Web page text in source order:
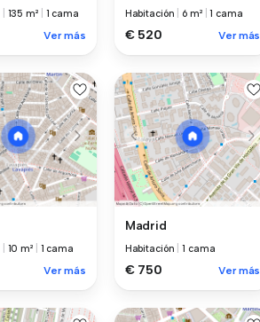
135 m² 1 cama
Ver más
Habitación 6 m² |1 cama
€ 520 Ver más
10 m² 1 cama
Ver más
Madrid
Habitación |1 cama
€ 750 Ver más